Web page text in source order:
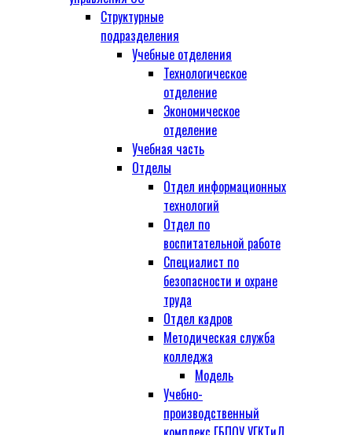
Структурные
подразделения
Учебные отделения
Технологическое
отделение
Экономическое
отделение
Учебная часть
Отделы
Отдел информационных
технологий
Отдел по
воспитательной работе
Специалист по
безопасности и охране
труда
Отдел кадров
Методическая служба
колледжа
Модель
Учебно-
производственный